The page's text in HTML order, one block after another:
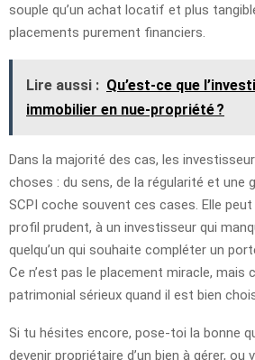
souple qu’un achat locatif et plus
placements purement financiers.
Lire aussi : Qu’est-ce que
immobilier en nue-propriété ?
Dans la majorité des cas, les
choses : du sens, de la régularité et une
SCPI coche souvent ces cases. Elle
profil prudent, à un investisseur qui
quelqu’un qui souhaite compléter un
Ce n’est pas le placement miracle, mais
patrimonial sérieux quand il est bien
Si tu hésites encore, pose-toi la bonne
devenir propriétaire d’un bien à gérer, ou